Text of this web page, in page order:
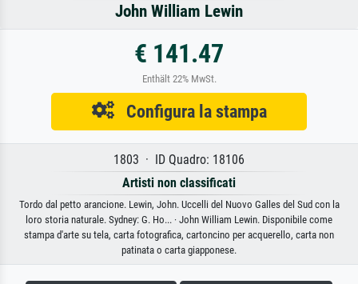
John William Lewin
€ 141.47
Enthält 22% MwSt.
Configura la stampa
1803 · ID Quadro: 18106
Artisti non classificati
Tordo dal petto arancione. Lewin, John. Uccelli del Nuovo Galles del Sud con la
loro storia naturale. Sydney: G. Ho... · John William Lewin. Disponibile come
stampa d'arte su tela, carta fotografica, cartoncino per acquerello, carta non
patinata o carta giapponese.